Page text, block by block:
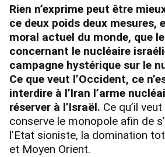
Rien n’exprime peut être
ce deux poids deux mesures,
moral actuel du monde, que
concernant le nucléaire
campagne hystérique sur le
Ce que veut l’Occident, ce
interdire à l’Iran l’arme
réserver à l’Israël. Ce qu’il
conserve le monopole afin de
l’Etat sioniste, la domination
et Moyen Orient.